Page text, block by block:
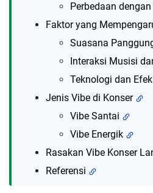
Perbedaan
Faktor yang
Suasana
Interaksi Musisi
Teknologi dan Efek
Jenis Vibe di Konser
Vibe Santai
Vibe Energik
Rasakan Vibe Konser
Referensi